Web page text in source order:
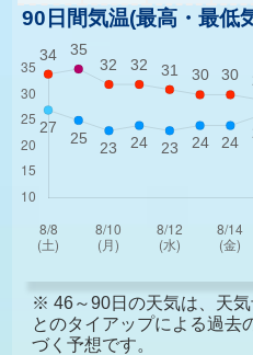
90日間気温(最高・最低
※ 46～90日の天気は、天
とのタイアップによる過去
づく予想です。